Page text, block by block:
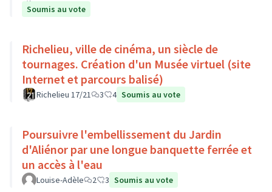
Soumis au vote
Richelieu, ville de cinéma, un siècle de
tournages. Création d'un Musée virtuel (site
Internet et parcours balisé)
Richelieu 17/21 3 4 Soumis au vote
Poursuivre l'embellissement du Jardin
d'Aliénor par une longue banquette ferrée et
un accès à l'eau
Louise-Adèle 2 3 Soumis au vote